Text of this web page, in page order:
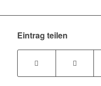
Eintrag teilen